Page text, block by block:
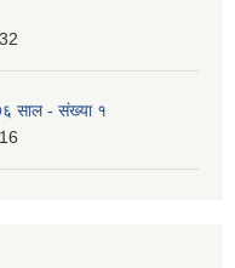
साल - संख्या १